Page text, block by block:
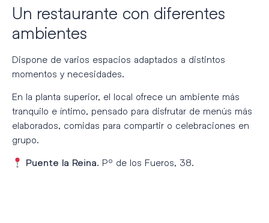
Un restaurante con diferentes
ambientes
Dispone de varios espacios adaptados a distintos
momentos y necesidades.
En la planta superior, el local ofrece un ambiente más
tranquilo e íntimo, pensado para disfrutar de menús más
elaborados, comidas para compartir o celebraciones en
grupo.
Puente la Reina. Pº de los Fueros, 38.